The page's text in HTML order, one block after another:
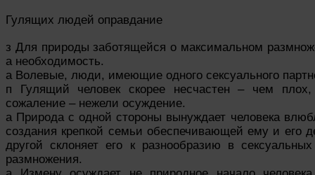
Гулящих людей оправдание
з Для природы заботящейся о максимальном
а необходимость.
а Волевые, люди, имеющие одного сексуального
п Гулящий человек скорее несчастен – чем
сожаление – нежели осуждение.
а Природа с одной стороны вынуждает человека
создания крепкой семьи обеспечивающей ему и его
другой склоняет его к разнообразию в
размножения.